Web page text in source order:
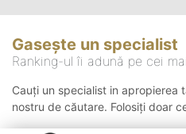
Gasește un specialist
Ranking-ul îi adună pe cei
Cauți un specialist in apropierea
nostru de căutare. Folosiți doar